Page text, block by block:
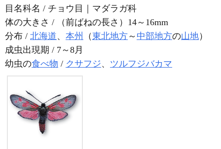
目名科名 / チョウ目｜マダラガ科
体の大きさ / （前ばねの長さ）14～16mm
分布 / 北海道、 本州 （東北地方～ 中部地方の山地）
成虫出現期 / 7～8月
幼虫の食べ物 / クサフジ、 ツルフジバカマ